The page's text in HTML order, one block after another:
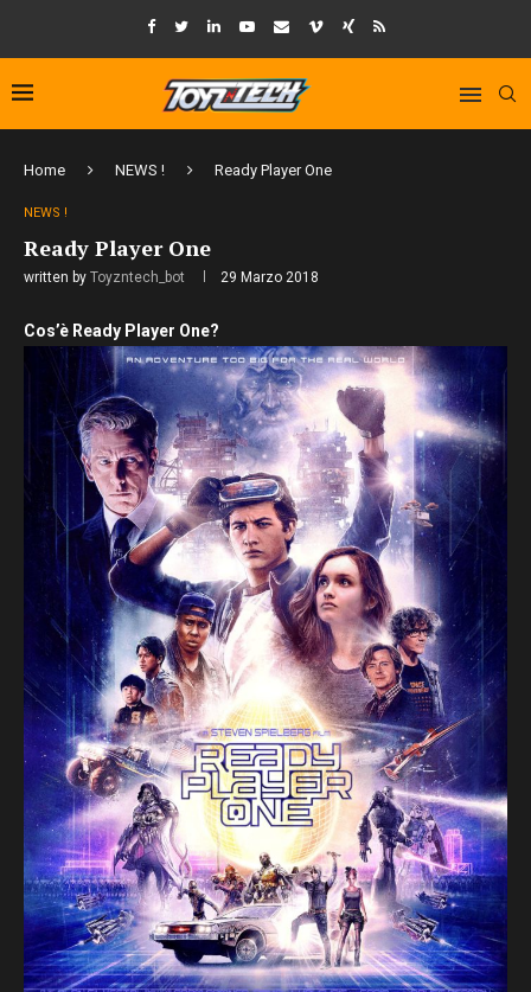
Home NEWS ! Ready Player One
NEWS !
Ready Player One
written by Toyzntech_bot 29 Marzo 2018
Cos’è Ready Player One?